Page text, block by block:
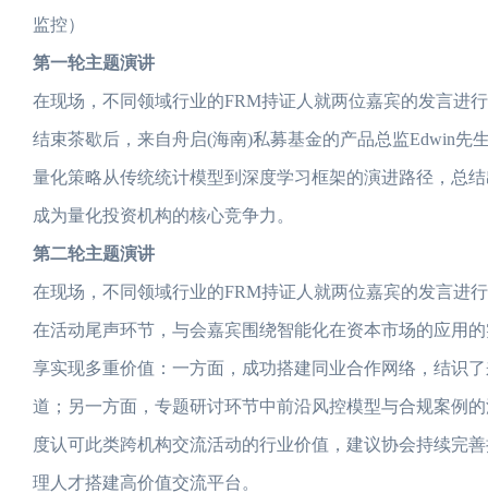
监控）
第一轮主题演讲
在现场，不同领域行业的FRM持证人就两位嘉宾的发言进
结束茶歇后，来自舟启(海南)私募基金的产品总监Edwin先
量化策略从传统统计模型到深度学习框架的演进路径，总
成为量化投资机构的核心竞争力。
第二轮主题演讲
在现场，不同领域行业的FRM持证人就两位嘉宾的发言进
在活动尾声环节，与会嘉宾围绕智能化在资本市场的应用
享实现多重价值：一方面，成功搭建同业合作网络，结识
道；另一方面，专题研讨环节中前沿风控模型与合规案例
度认可此类跨机构交流活动的行业价值，建议协会持续完
理人才搭建高价值交流平台。